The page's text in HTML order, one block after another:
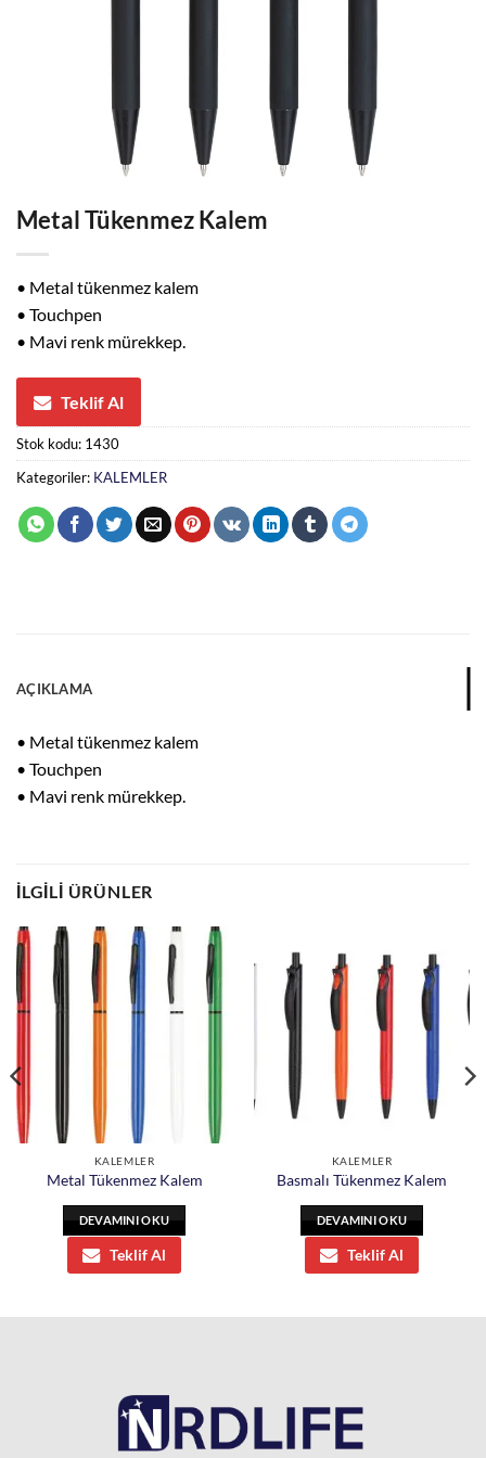
Metal Tükenmez Kalem
• Metal tükenmez kalem
• Touchpen
• Mavi renk mürekkep.
Teklif Al
Stok kodu: 1430
Kategoriler: KALEMLER
AÇIKLAMA
• Metal tükenmez kalem
• Touchpen
• Mavi renk mürekkep.
İLGILI ÜRÜNLER
KALEMLER
Metal Tükenmez Kalem
DEVAMINI OKU
Teklif Al
KALEMLER
Basmalı Tükenmez Kalem
DEVAMINI OKU
Teklif Al